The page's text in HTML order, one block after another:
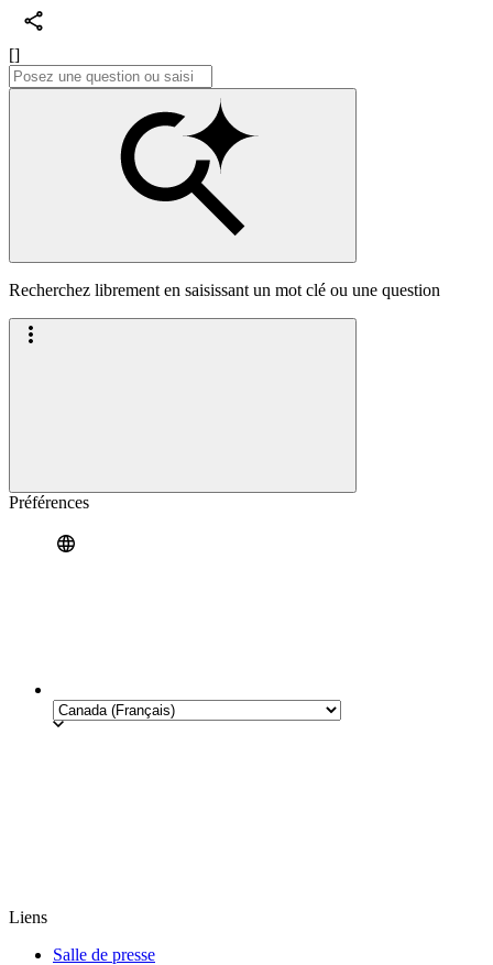
[]
Recherchez librement en saisissant un mot clé ou une question
Préférences
Liens
Salle de presse